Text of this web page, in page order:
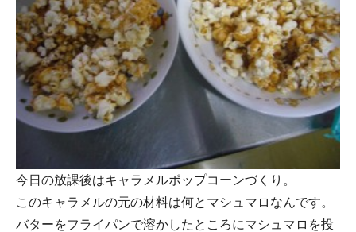
今日の放課後はキャラメルポップコーンづくり。
このキャラメルの元の材料は何とマシュマロなんです。
バターをフライパンで溶かしたところにマシュマロを投